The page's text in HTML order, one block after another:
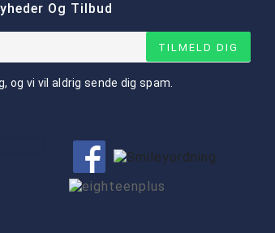
Og Tilbud
TILMELD DIG
og vi vil aldrig sende dig spam.